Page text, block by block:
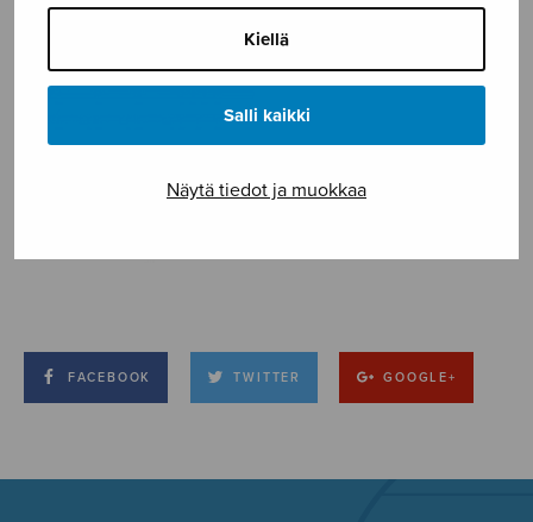
Kiellä
Salli kaikki
Näytä tiedot ja muokkaa
FACEBOOK TWITTER GOOGLE+